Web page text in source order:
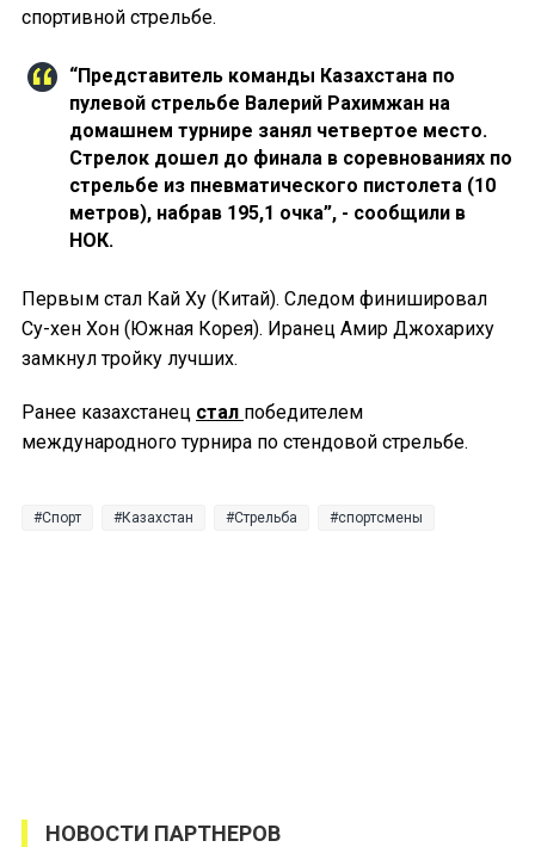
спортивной стрельбе.
“Представитель команды Казахстана по
пулевой стрельбе Валерий Рахимжан на
домашнем турнире занял четвертое место.
Стрелок дошел до финала в соревнованиях по
стрельбе из пневматического пистолета (10
метров), набрав 195,1 очка”, - сообщили в
НОК.
Первым стал Кай Ху (Китай). Следом финишировал
Су-хен Хон (Южная Корея). Иранец Амир Джохариху
замкнул тройку лучших.
Ранее казахстанец стал победителем
международного турнира по стендовой стрельбе.
Спорт Казахстан Стрельба спортсмены
НОВОСТИ ПАРТНЕРОВ